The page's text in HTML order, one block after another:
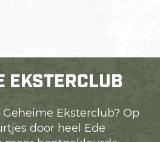
EKSTERCLUB
Eksterclub? Op
door heel Ede